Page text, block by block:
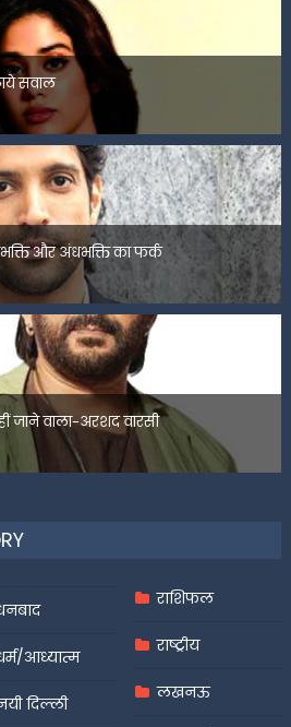
सवाल
और अंधभक्ति का फर्क
जाने वाला-अरशद वारसी
आध्यात्म
दिल्ली
राशिफल
राष्ट्रीय
लखनऊ